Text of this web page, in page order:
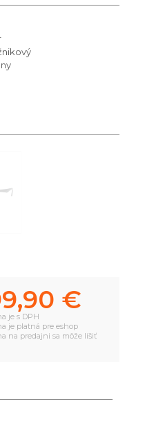
€
je s DPH
je platná pre eshop
na predajni sa môže líšiť